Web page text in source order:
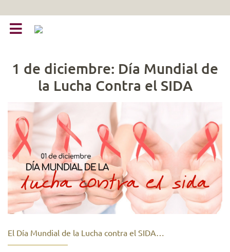
1 de diciembre: Día Mundial de
la Lucha Contra el SIDA
El Día Mundial de la Lucha contra el SIDA…